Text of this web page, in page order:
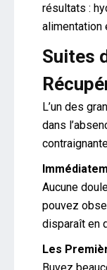
résultats :
alimentation
Suites
L’un des
dans
Aucune
pouvez
disparaît en
Les
Buvez